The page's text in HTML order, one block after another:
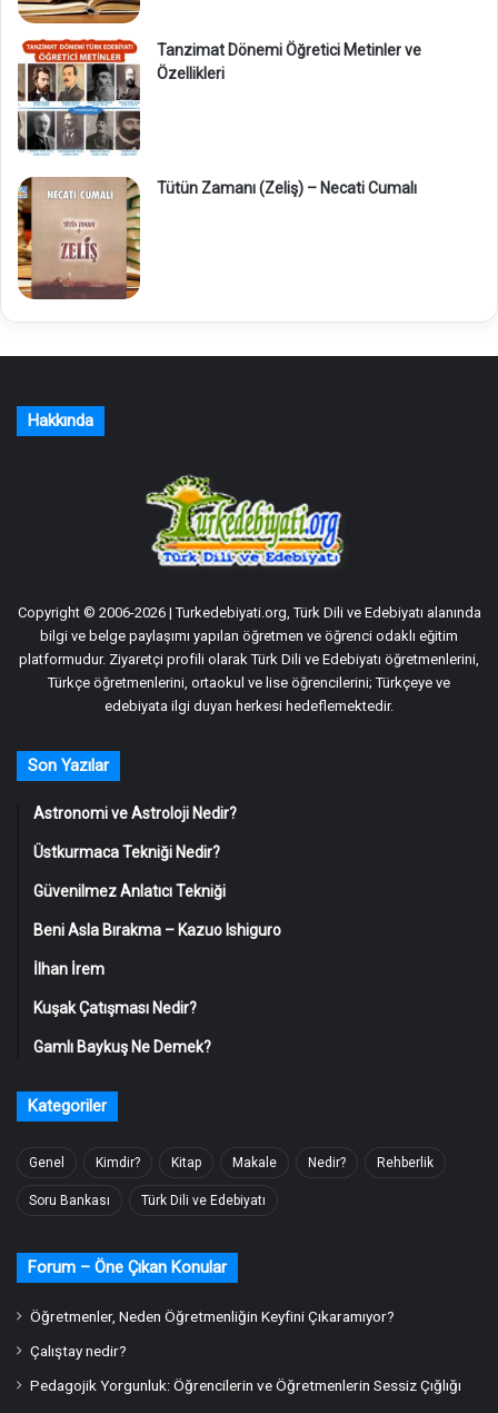
Tanzimat Dönemi Öğretici Metinler ve
Özellikleri
Tütün Zamanı (Zeliş) – Necati Cumalı
Hakkında
Copyright © 2006-2026 | Turkedebiyati.org, Türk Dili ve Edebiyatı alanında
bilgi ve belge paylaşımı yapılan öğretmen ve öğrenci odaklı eğitim
platformudur. Ziyaretçi profili olarak Türk Dili ve Edebiyatı öğretmenlerini,
Türkçe öğretmenlerini, ortaokul ve lise öğrencilerini; Türkçeye ve
edebiyata ilgi duyan herkesi hedeflemektedir.
Son Yazılar
Astronomi ve Astroloji Nedir?
Üstkurmaca Tekniği Nedir?
Güvenilmez Anlatıcı Tekniği
Beni Asla Bırakma – Kazuo Ishiguro
İlhan İrem
Kuşak Çatışması Nedir?
Gamlı Baykuş Ne Demek?
Kategoriler
Genel Kimdir? Kitap Makale Nedir? Rehberlik
Soru Bankası Türk Dili ve Edebiyatı
Forum – Öne Çıkan Konular
Öğretmenler, Neden Öğretmenliğin Keyfini Çıkaramıyor?
Çalıştay nedir?
Pedagojik Yorgunluk: Öğrencilerin ve Öğretmenlerin Sessiz Çığlığı